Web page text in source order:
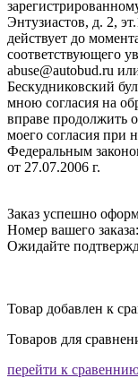
Энтузиастов, д. 2,
действует до
соответствующего
abuse@autobud.ru
Бескудниковский
мною согласия на
вправе продолжить
моего согласия при
Федеральным
от 27.07.2006 г.
Заказ успешно
Номер вашего заказа:
Ожидайте
Товар добавлен к
Товаров для
перейти к